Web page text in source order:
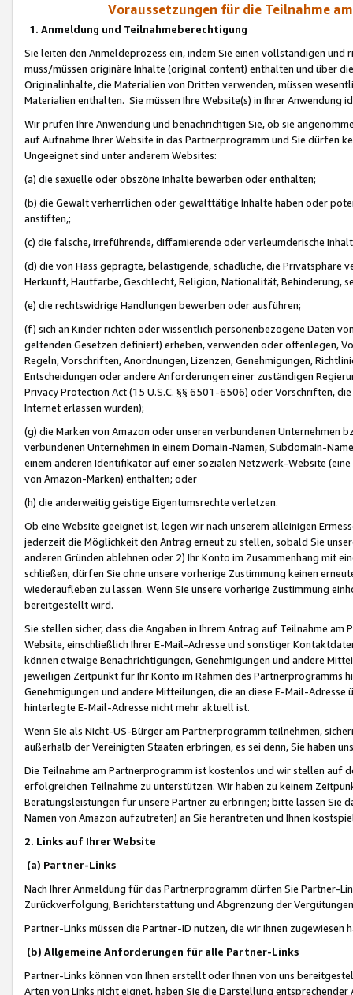
Voraussetzungen für die Teilnahme
1. Anmeldung und Teilnahmeberechtigung
Sie leiten den Anmeldeprozess ein, indem Sie einen vollständigen
muss/müssen originäre Inhalte (original content) enthalten und über
Originalinhalte, die Materialien von Dritten verwenden, müssen
Materialien enthalten. Sie müssen Ihre Website(s) in Ihrer Anwendung
Wir prüfen Ihre Anwendung und benachrichtigen Sie, ob sie
auf Aufnahme Ihrer Website in das Partnerprogramm und Sie dürfen
Ungeeignet sind unter anderem Websites:
(a) die sexuelle oder obszöne Inhalte bewerben oder enthalten;
(b) die Gewalt verherrlichen oder gewalttätige Inhalte haben oder
anstiften,;
(c) die falsche, irreführende, diffamierende oder verleumderische
(d) die von Hass geprägte, belästigende, schädliche, die Privatsphäre
Herkunft, Hautfarbe, Geschlecht, Religion, Nationalität, Behinderung,
(e) die rechtswidrige Handlungen bewerben oder ausführen;
(f) sich an Kinder richten oder wissentlich personenbezogene Daten
geltenden Gesetzen definiert) erheben, verwenden oder offenlegen,
Regeln, Vorschriften, Anordnungen, Lizenzen, Genehmigungen,
Entscheidungen oder andere Anforderungen einer zuständigen
Privacy Protection Act (15 U.S.C. §§ 6501-6506) oder Vorschriften,
Internet erlassen wurden);
(g) die Marken von Amazon oder unseren verbundenen Unternehmen
verbundenen Unternehmen in einem Domain-Namen, Subdomain-
einem anderen Identifikator auf einer sozialen Netzwerk-Website
von Amazon-Marken) enthalten; oder
(h) die anderweitig geistige Eigentumsrechte verletzen.
Ob eine Website geeignet ist, legen wir nach unserem alleinigen
jederzeit die Möglichkeit den Antrag erneut zu stellen, sobald Sie
anderen Gründen ablehnen oder 2) Ihr Konto im Zusammenhang mit
schließen, dürfen Sie ohne unsere vorherige Zustimmung keinen
wiederaufleben zu lassen. Wenn Sie unsere vorherige Zustimmung
bereitgestellt wird.
Sie stellen sicher, dass die Angaben in Ihrem Antrag auf Teilnahme
Website, einschließlich Ihrer E-Mail-Adresse und sonstiger
können etwaige Benachrichtigungen, Genehmigungen und andere
jeweiligen Zeitpunkt für Ihr Konto im Rahmen des Partnerprogramms
Genehmigungen und andere Mitteilungen, die an diese E-Mail-
hinterlegte E-Mail-Adresse nicht mehr aktuell ist.
Wenn Sie als Nicht-US-Bürger am Partnerprogramm teilnehmen,
außerhalb der Vereinigten Staaten erbringen, es sei denn, Sie haben
Die Teilnahme am Partnerprogramm ist kostenlos und wir stellen auf
erfolgreichen Teilnahme zu unterstützen. Wir haben zu keinem
Beratungsleistungen für unsere Partner zu erbringen; bitte lassen Sie
Namen von Amazon aufzutreten) an Sie herantreten und Ihnen
2. Links auf Ihrer Website
(a) Partner-Links
Nach Ihrer Anmeldung für das Partnerprogramm dürfen Sie Partner-
Zurückverfolgung, Berichterstattung und Abgrenzung der
Partner-Links müssen die Partner-ID nutzen, die wir Ihnen zugewiesen
(b) Allgemeine Anforderungen für alle Partner-Links
Partner-Links können von Ihnen erstellt oder Ihnen von uns
Arten von Links nicht eignet, haben Sie die Darstellung